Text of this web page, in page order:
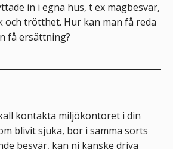
in i egna hus, t ex magbesvär,
och trötthet. Hur kan man få reda
få ersättning?
kontakta miljökontoret i din
blivit sjuka, bor i samma sorts
besvär, kan ni kanske driva